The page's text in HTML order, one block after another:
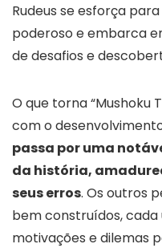
Rudeus se esforça
poderoso e embarca
de desafios e
O que torna “Mushoku
com o
passa por uma
da história,
seus erros. Os outros
bem construídos,
motivações e dilemas